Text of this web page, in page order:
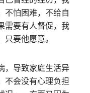
不怕困难，不给自
需要有人督促，我
要他愿意。
，导致家庭生活异
不会没有心理负担